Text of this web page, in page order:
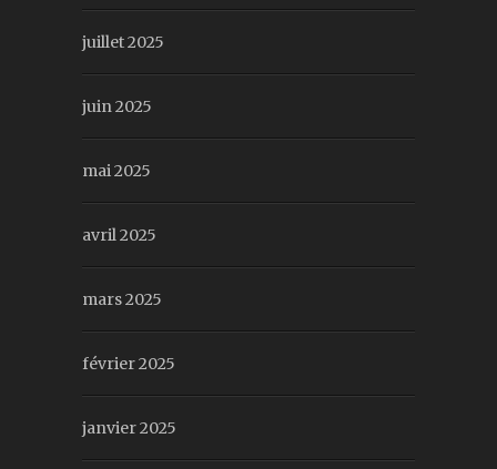
juillet 2025
juin 2025
mai 2025
avril 2025
mars 2025
février 2025
janvier 2025